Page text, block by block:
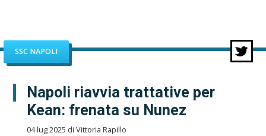
SSC NAPOLI
Napoli riavvia trattative per
Kean: frenata su Nunez
04 lug 2025 di Vittoria Rapillo